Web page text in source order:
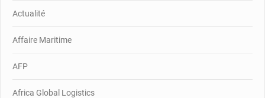
Actualité
Affaire Maritime
AFP
Africa Global Logistics